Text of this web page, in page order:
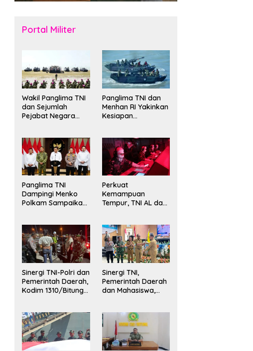
Portal Militer
Wakil Panglima TNI
dan Sejumlah
Pejabat Negara
Brevet Korps
Marinir
Panglima TNI dan
Menhan RI Yakinkan
Kesiapan
Panglima TNI
Dampingi Menko
Polkam Sampaikan
Bangsa
Perkuat
Kemampuan
Tempur, TNI AL dan
Latihan ORRUDA
2026
Sinergi TNI-Polri dan
Pemerintah Daerah,
Kodim 1310/Bitung
Wilayah Kota Bitung
Sinergi TNI,
Pemerintah Daerah
dan Mahasiswa,
Mahasiswa KKT
Unsrat Manado di
Kota Bitung